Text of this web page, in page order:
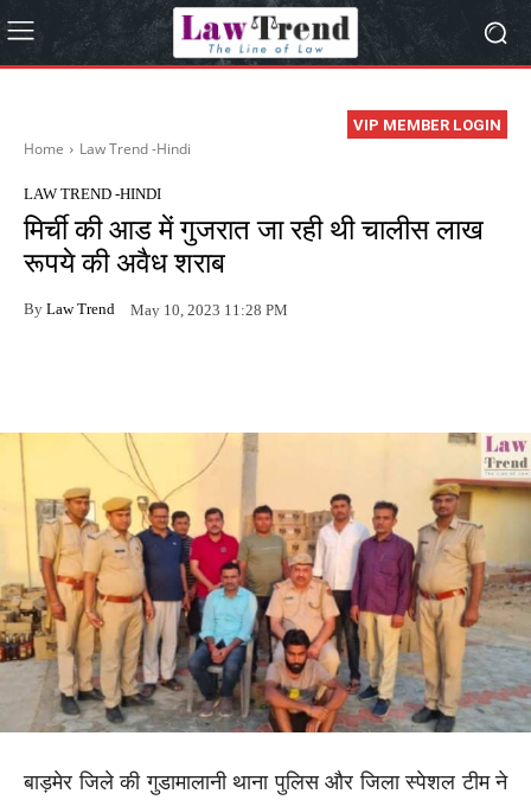
VIP MEMBER LOGIN
Home Law Trend -Hindi
LAW TREND -HINDI
मिर्ची की आड में गुजरात जा रही थी चालीस लाख
रूपये की अवैध शराब
By Law Trend May 10, 2023 11:28 PM
बाड़मेर जिले की गुडामालानी थाना पुलिस और जिला स्पेशल टीम ने